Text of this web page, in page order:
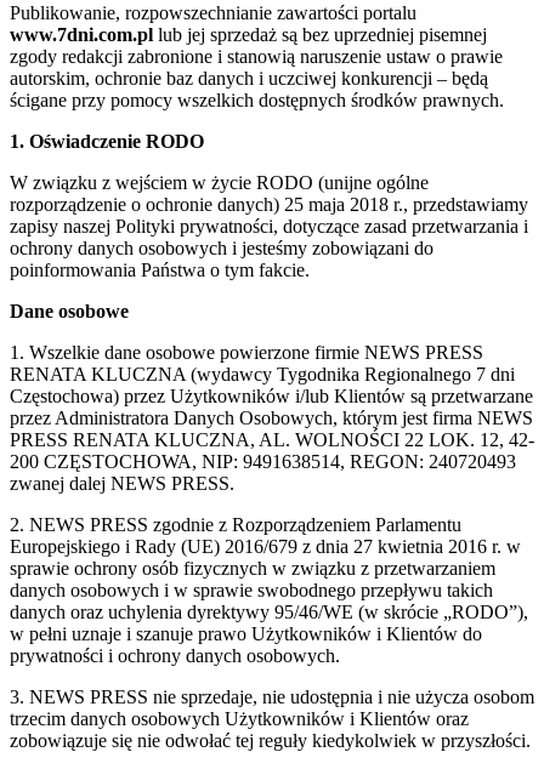
Publikowanie, rozpowszechnianie zawartości portalu
www.7dni.com.pl lub jej sprzedaż są bez uprzedniej pisemnej
zgody redakcji zabronione i stanowią naruszenie ustaw o prawie
autorskim, ochronie baz danych i uczciwej konkurencji – będą
ścigane przy pomocy wszelkich dostępnych środków prawnych.
1. Oświadczenie RODO
W związku z wejściem w życie RODO (unijne ogólne
rozporządzenie o ochronie danych) 25 maja 2018 r., przedstawiamy
zapisy naszej Polityki prywatności, dotyczące zasad przetwarzania i
ochrony danych osobowych i jesteśmy zobowiązani do
poinformowania Państwa o tym fakcie.
Dane osobowe
1. Wszelkie dane osobowe powierzone firmie NEWS PRESS
RENATA KLUCZNA (wydawcy Tygodnika Regionalnego 7 dni
Częstochowa) przez Użytkowników i/lub Klientów są przetwarzane
przez Administratora Danych Osobowych, którym jest firma NEWS
PRESS RENATA KLUCZNA, AL. WOLNOŚCI 22 LOK. 12, 42-
200 CZĘSTOCHOWA, NIP: 9491638514, REGON: 240720493
zwanej dalej NEWS PRESS.
2. NEWS PRESS zgodnie z Rozporządzeniem Parlamentu
Europejskiego i Rady (UE) 2016/679 z dnia 27 kwietnia 2016 r. w
sprawie ochrony osób fizycznych w związku z przetwarzaniem
danych osobowych i w sprawie swobodnego przepływu takich
danych oraz uchylenia dyrektywy 95/46/WE (w skrócie „RODO”),
w pełni uznaje i szanuje prawo Użytkowników i Klientów do
prywatności i ochrony danych osobowych.
3. NEWS PRESS nie sprzedaje, nie udostępnia i nie użycza osobom
trzecim danych osobowych Użytkowników i Klientów oraz
zobowiązuje się nie odwołać tej reguły kiedykolwiek w przyszłości.